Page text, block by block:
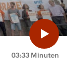
03:33 Minuten